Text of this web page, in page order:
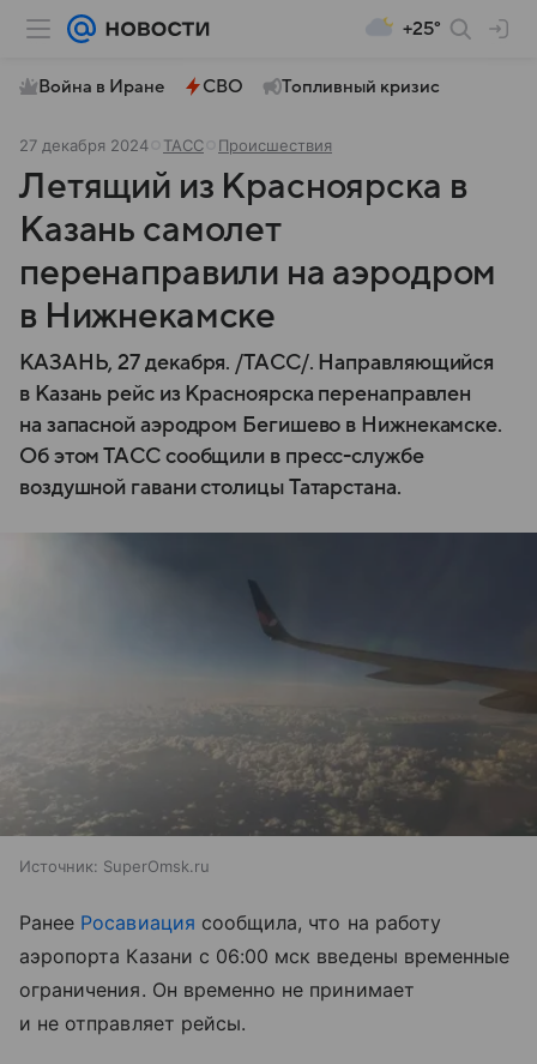
+25°
Война в Иране СВО Топливный кризис
27 декабря 2024 ТАСС Происшествия
Летящий из Красноярска в
Казань самолет
перенаправили на аэродром
в Нижнекамске
КАЗАНЬ, 27 декабря. /ТАСС/. Направляющийся
в Казань рейс из Красноярска перенаправлен
на запасной аэродром Бегишево в Нижнекамске.
Об этом ТАСС сообщили в пресс-службе
воздушной гавани столицы Татарстана.
Источник: SuperOmsk.ru
Ранее Росавиация сообщила, что на работу
аэропорта Казани с 06:00 мск введены временные
ограничения. Он временно не принимает
и не отправляет рейсы.